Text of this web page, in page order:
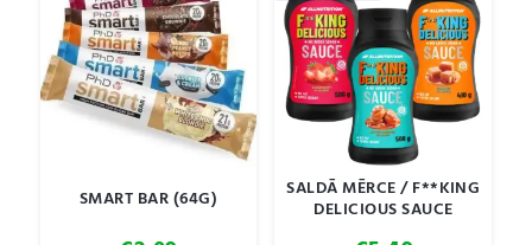
SMART BAR (64G) SALDĀ MĒRCE / F**KING
DELICIOUS SAUCE